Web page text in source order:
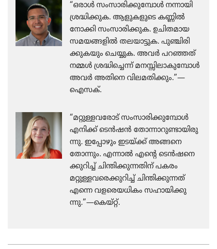
“ഒരാൾ സംസാ​രി​ക്കു​മ്പോൾ നന്നായി
ശ്രദ്ധി​ക്കുക. ആളുക​ളു​ടെ കണ്ണിൽ
നോക്കി സംസാ​രി​ക്കുക. ഉചിത​മായ
സമയങ്ങ​ളിൽ തലയാ​ട്ടുക. പുഞ്ചി​രി​
ക്കു​ക​യും ചെയ്യുക. അവർ പറഞ്ഞത്‌
നമ്മൾ ശ്രദ്ധി​ച്ചെന്ന്‌ മനസ്സി​ലാ​കു​മ്പോൾ
അവർ അതിനെ വിലമ​തി​ക്കും.”—
ഐസക്‌.
“മറ്റുള്ളവരോട്‌ സംസാ​രി​ക്കു​മ്പോൾ
എനിക്ക്‌ ടെൻഷൻ തോന്നാ​റു​ണ്ടാ​യി​രു​
ന്നു. ഇപ്പോ​ഴും ഇടയ്‌ക്ക്‌ അങ്ങനെ
തോന്നും. എന്നാൽ എന്റെ ടെൻഷ​നെ​
ക്കു​റിച്ച്‌ ചിന്തി​ക്കു​ന്ന​തിന്‌ പകരം
മറ്റുള്ള​വ​രെ​ക്കു​റിച്ച്‌ ചിന്തി​ക്കു​ന്നത്‌
എന്നെ വളരെ​യ​ധി​കം സഹായി​ക്കു​
ന്നു.”—കെയ്‌റ്റ്‌.